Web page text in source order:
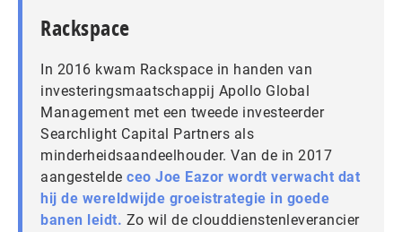
Rackspace
In 2016 kwam Rackspace in handen van
investeringsmaatschappij Apollo Global
Management met een tweede investeerder
Searchlight Capital Partners als
minderheidsaandeelhouder. Van de in 2017
aangestelde ceo Joe Eazor wordt verwacht dat
hij de wereldwijde groeistrategie in goede
banen leidt. Zo wil de clouddienstenleverancier